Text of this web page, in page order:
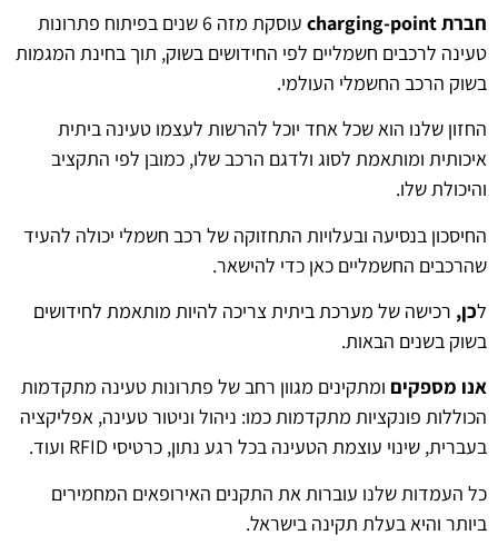
חברת charging-point
עוסקת מזה 6 שנים בפיתוח פתרונות
טעינה לרכבים חשמליים לפי החידושים בשוק, תוך בחינת המגמות
בשוק הרכב החשמלי העולמי.
החזון שלנו הוא שכל אחד יוכל להרשות לעצמו טעינה ביתית
איכותית ומותאמת לסוג ולדגם הרכב שלו, כמובן לפי התקציב
והיכולת שלו.
החיסכון בנסיעה ובעלויות התחזוקה של רכב חשמלי יכולה להעיד
שהרכבים החשמליים כאן כדי להישאר.
לכן, רכישה של מערכת ביתית צריכה להיות מותאמת לחידושים
בשוק בשנים הבאות.
אנו מספקים ומתקינים מגוון רחב של פתרונות טעינה מתקדמות
הכוללות פונקציות מתקדמות כמו: ניהול וניטור טעינה, אפליקציה
בעברית, שינוי עוצמת הטעינה בכל רגע נתון, כרטיסי RFID ועוד.
כל העמדות שלנו עוברות את התקנים האירופאים המחמירים
ביותר והיא בעלת תקינה בישראל.